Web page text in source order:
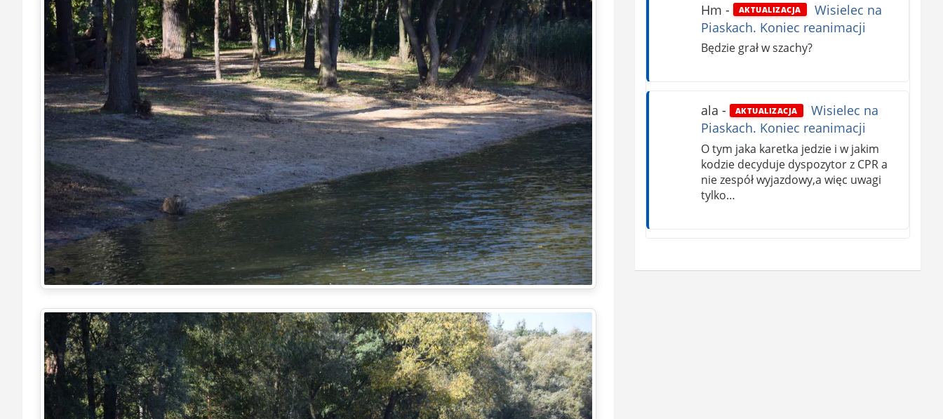
Hm - AKTUALIZACJA
Wisielec na
Piaskach. Koniec reanimacji
Będzie grał w szachy?
ala - AKTUALIZACJA
Wisielec na
Piaskach. Koniec reanimacji
O tym jaka karetka jedzie i w jakim
kodzie decyduje dyspozytor z CPR a
nie zespół wyjazdowy,a więc uwagi
tylko…